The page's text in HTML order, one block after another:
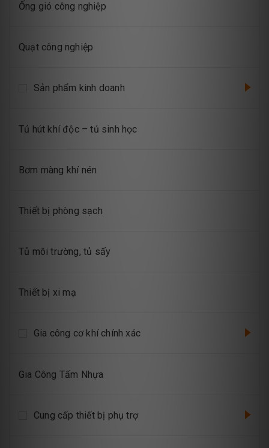
Ống gió công nghiệp
Quạt công nghiệp
Sản phẩm kinh doanh
Tủ hút khí độc – tủ sinh học
Bơm màng khí nén
Thiết bị phòng sạch
Tủ môi trường, tủ sấy
Thiết bị xi mạ
Gia công cơ khí chính xác
Gia Công Tấm Nhựa
Cung cấp thiết bị phụ trợ